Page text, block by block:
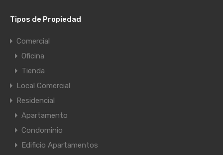
Tipos de Propiedad
Comercial
Oficina
Tienda
Local Comercial
Residencial
Apartamento
Condominio
Edificio Apartamentos